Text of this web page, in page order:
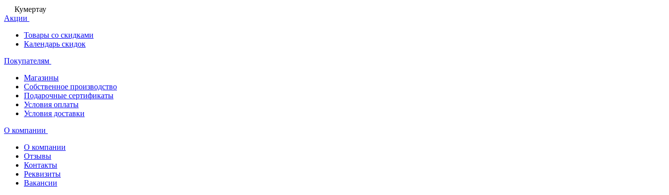
Кумертау
Акции
Товары со скидками
Календарь скидок
Покупателям
Магазины
Собственное производство
Подарочные сертификаты
Условия оплаты
Условия доставки
О компании
О компании
Отзывы
Контакты
Реквизиты
Вакансии